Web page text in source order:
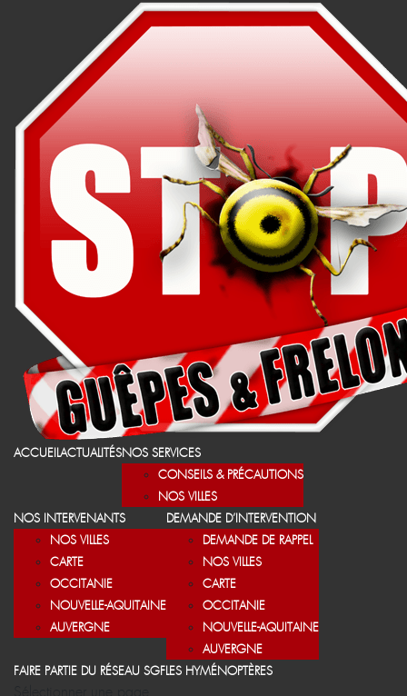
ACCUEILACTUALITÉSNOS SERVICES
CONSEILS & PRÉCAUTIONS
NOS VILLES
NOS INTERVENANTS
NOS VILLES
CARTE
OCCITANIE
NOUVELLE-AQUITAINE
AUVERGNE
DEMANDE D’INTERVENTION
DEMANDE DE RAPPEL
NOS VILLES
CARTE
OCCITANIE
NOUVELLE-AQUITAINE
AUVERGNE
FAIRE PARTIE DU RÉSEAU SGFLES HYMÉNOPTÈRES